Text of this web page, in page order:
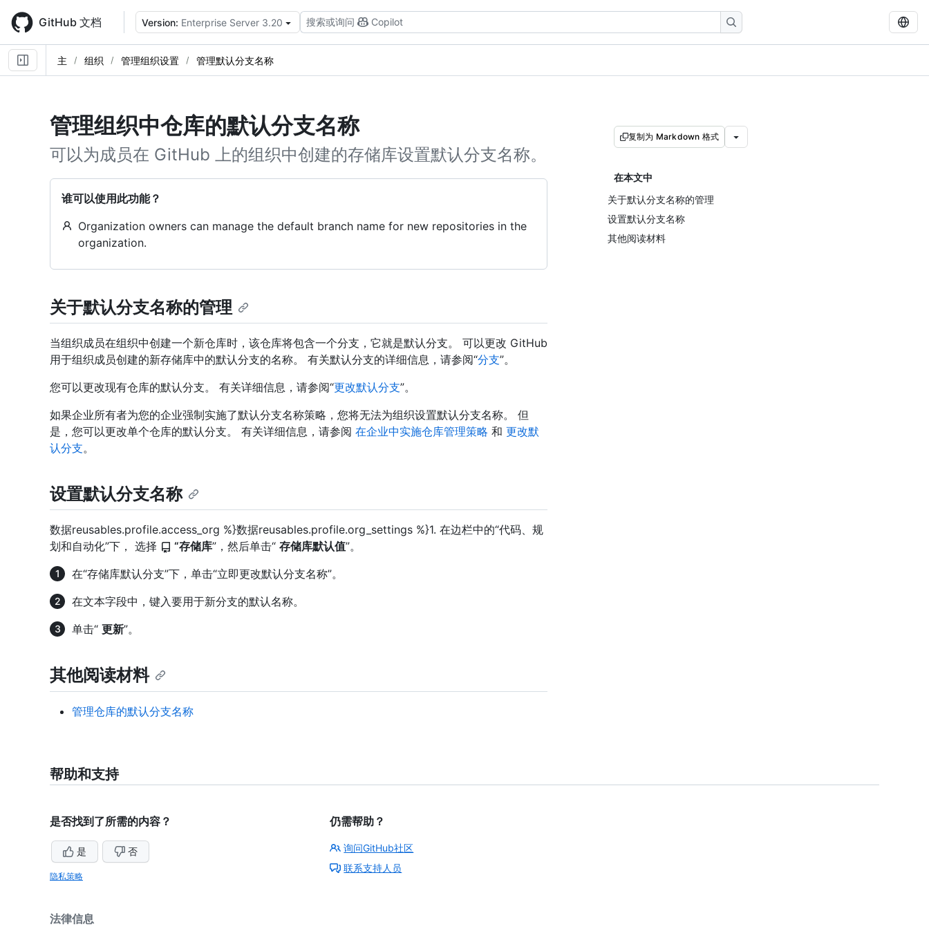
main
content
GitHub 文档 Version: Enterprise Server 3.20 搜索或询问 Copilot
主 组织 管理组织设置 管理默认分支名称
管理组织中仓库的默认分支名称
可以为成员在 GitHub 上的组织中创建的存储库设置默认分支名称。
谁可以使用此功能？
Organization owners can manage the default branch name for new repositories in the
organization.
复制为 Markdown 格式
在本文中
关于默认分支名称的管理
设置默认分支名称
其他阅读材料
关于默认分支名称的管理
当组织成员在组织中创建一个新仓库时，该仓库将包含一个分支，它就是默认分支。 可以更改 GitHub
用于组织成员创建的新存储库中的默认分支的名称。 有关默认分支的详细信息，请参阅“分支”。
您可以更改现有仓库的默认分支。 有关详细信息，请参阅“更改默认分支”。
如果企业所有者为您的企业强制实施了默认分支名称策略，您将无法为组织设置默认分支名称。 但
是，您可以更改单个仓库的默认分支。 有关详细信息，请参阅 在企业中实施仓库管理策略 和 更改默
认分支。
设置默认分支名称
数据reusables.profile.access_org %}数据reusables.profile.org_settings %}1. 在边栏中的“代码、规
划和自动化”下， 选择
“存储库”，然后单击“ 存储库默认值”。
在“存储库默认分支”下，单击“立即更改默认分支名称”。
在文本字段中，键入要用于新分支的默认名称。
单击“ 更新”。
其他阅读材料
管理仓库的默认分支名称
帮助和支持
是否找到了所需的内容？
是 否
隐私策略
仍需帮助？
询问GitHub社区
联系支持人员
法律信息